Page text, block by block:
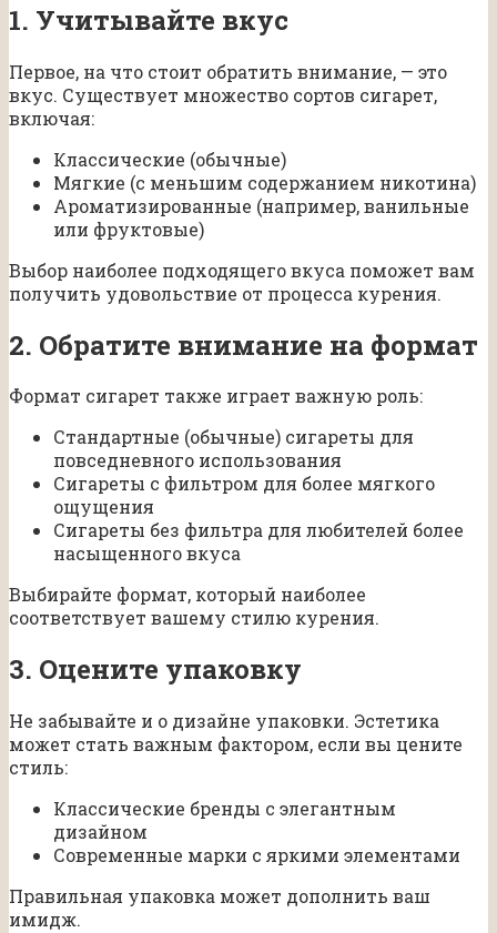
1. Учитывайте вкус
Первое, на что стоит обратить внимание, — это
вкус. Существует множество сортов сигарет,
включая:
Классические (обычные)
Мягкие (с меньшим содержанием никотина)
Ароматизированные (например, ванильные
или фруктовые)
Выбор наиболее подходящего вкуса поможет вам
получить удовольствие от процесса курения.
2. Обратите внимание на формат
Формат сигарет также играет важную роль:
Стандартные (обычные) сигареты для
повседневного использования
Сигареты с фильтром для более мягкого
ощущения
Сигареты без фильтра для любителей более
насыщенного вкуса
Выбирайте формат, который наиболее
соответствует вашему стилю курения.
3. Оцените упаковку
Не забывайте и о дизайне упаковки. Эстетика
может стать важным фактором, если вы цените
стиль:
Классические бренды с элегантным
дизайном
Современные марки с яркими элементами
Правильная упаковка может дополнить ваш
имидж.